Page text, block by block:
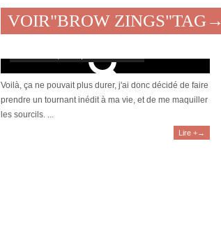
VOIR"BROW ZINGS"TAG→
Maquillage des sourcils : Kit Benefit VS Kit
Voilà, ça ne pouvait plus durer, j'ai donc décidé de faire
prendre un tournant inédit à ma vie, et de me maquiller
les sourcils. ...
Lire +→